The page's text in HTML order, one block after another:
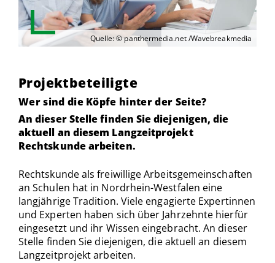
Quelle: © panthermedia.net /Wavebreakmedia
Projektbeteiligte
Wer sind die Köpfe hinter der Seite?
An dieser Stelle finden Sie diejenigen, die
aktuell an diesem Langzeitprojekt
Rechtskunde arbeiten.
Rechtskunde als freiwillige Arbeitsgemeinschaften
an Schulen hat in Nordrhein-Westfalen eine
langjährige Tradition. Viele engagierte Expertinnen
und Experten haben sich über Jahrzehnte hierfür
eingesetzt und ihr Wissen eingebracht. An dieser
Stelle finden Sie diejenigen, die aktuell an diesem
Langzeitprojekt arbeiten.